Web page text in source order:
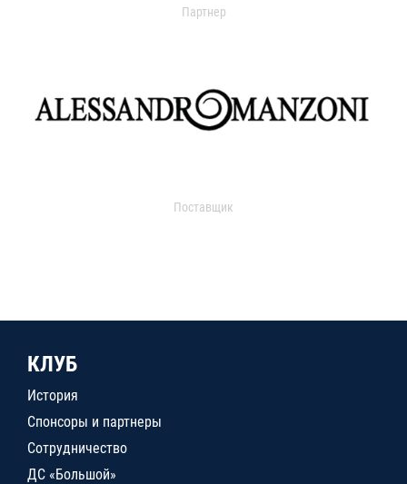
Партнер
Поставщик
КЛУБ
История
Спонсоры и партнеры
Сотрудничество
ДС «Большой»